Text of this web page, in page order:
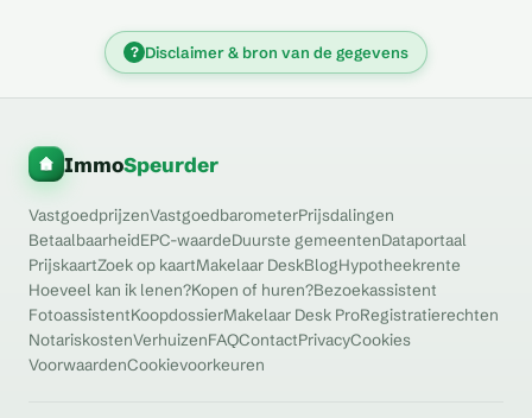
? Disclaimer & bron van de gegevens
ImmoSpeurder
VastgoedprijzenVastgoedbarometerPrijsdalingen
BetaalbaarheidEPC-waardeDuurste gemeentenDataportaal
PrijskaartZoek op kaartMakelaar DeskBlogHypotheekrente
Hoeveel kan ik lenen?Kopen of huren?Bezoekassistent
FotoassistentKoopdossierMakelaar Desk ProRegistratierechten
NotariskostenVerhuizenFAQContactPrivacyCookies
VoorwaardenCookievoorkeuren